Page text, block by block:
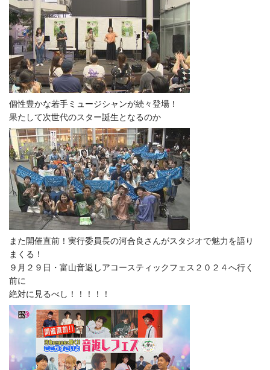
個性豊かな若手ミュージシャンが続々登場！
果たして次世代のスター誕生となるのか
また開催直前！実行委員長の河合良さんがスタジオで魅力を語り
まくる！
９月２９日・富山音返しアコースティックフェス２０２４へ行く
前に
絶対に見るべし！！！！！